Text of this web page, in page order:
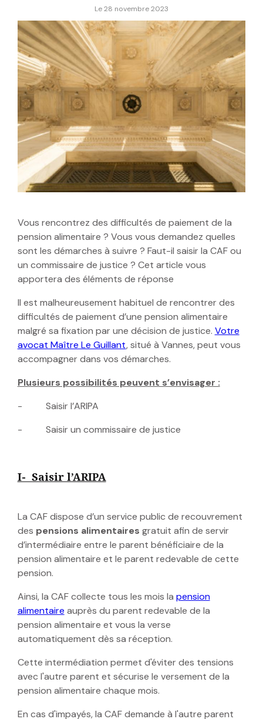
Le28 novembre 2023
Vous rencontrez des difficultés de paiement de la
pension alimentaire ? Vous vous demandez quelles
sont les démarches à suivre ? Faut-il saisir la CAF ou
un commissaire de justice ? Cet article vous
apportera des éléments de réponse
Il est malheureusement habituel de rencontrer des
difficultés de paiement d’une pension alimentaire
malgré sa fixation par une décision de justice. Votre
avocat Maître Le Guillant, situé à Vannes, peut vous
accompagner dans vos démarches.
Plusieurs possibilités peuvent s’envisager :
- Saisir l’ARIPA
- Saisir un commissaire de justice
I- Saisir l’ARIPA
La CAF dispose d’un service public de recouvrement
des pensions alimentaires gratuit afin de servir
d’intermédiaire entre le parent bénéficiaire de la
pension alimentaire et le parent redevable de cette
pension.
Ainsi, la CAF collecte tous les mois la pension
alimentaire auprès du parent redevable de la
pension alimentaire et vous la verse
automatiquement dès sa réception.
Cette intermédiation permet d'éviter des tensions
avec l'autre parent et sécurise le versement de la
pension alimentaire chaque mois.
En cas d'impayés, la CAF demande à l'autre parent